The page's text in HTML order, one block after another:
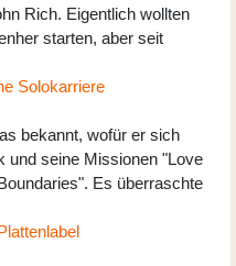
Rich. Eigentlich wollten
starten, aber seit
Solokarriere
bekannt, wofür er sich
und seine Missionen "Love
Es überraschte